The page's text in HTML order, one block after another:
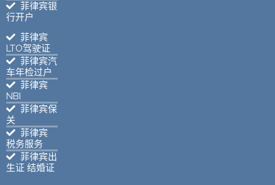
菲律宾银
行开户
菲律宾
LTO驾驶证
菲律宾汽
车年检过户
菲律宾
NBI
菲律宾保
关
菲律宾
税务服务
菲律宾出
生证 结婚证